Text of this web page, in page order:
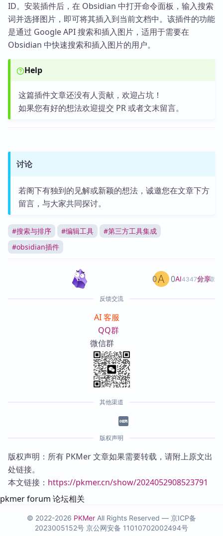
ID。安装插件后，在 Obsidian 中打开命令面板，输入搜索
词并选择图片，即可将其插入到当前文档中。该插件的功能
是通过 Google API 搜索和插入图片，适用于需要在
Obsidian 中快速搜索和插入图片的用户。
Help
这篇插件文章还没有人贡献，欢迎占坑！
如果您有好的想法欢迎提交 PR 或者文末留言。
讨论
若阁下有独到的见解或新颖的想法，诚邀您在文章下方
留言，与大家共同探讨。
#搜索与排序 #编辑工具 #第三方工具集成
#obsidian插件
AI4347篇文章
0 0 分享
反馈交流
AI 客服
QQ群
微信群
其他渠道
版权声明
版权声明：所有 PKMer 文章如果需要转载，请附上原文出
处链接。
本文链接： https://pkmer.cn/show/2024052908523791
pkmer forum 论坛相关
© 2022-2026 PKMer All Rights Reserved — 京ICP备
2023005152号 京公网安备 11010702002494号